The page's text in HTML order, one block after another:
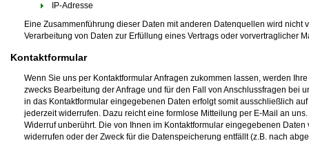
IP-Adresse
Eine Zusammenführung dieser Daten mit anderen Datenquellen wird nicht
Verarbeitung von Daten zur Erfüllung eines Vertrags oder vorvertraglicher
Kontaktformular
Wenn Sie uns per Kontaktformular Anfragen zukommen lassen, werden
zwecks Bearbeitung der Anfrage und für den Fall von Anschlussfragen
in das Kontaktformular eingegebenen Daten erfolgt somit ausschließlich
jederzeit widerrufen. Dazu reicht eine formlose Mitteilung per E-Mail an
Widerruf unberührt. Die von Ihnen im Kontaktformular eingegebenen
widerrufen oder der Zweck für die Datenspeicherung entfällt (z.B. nach